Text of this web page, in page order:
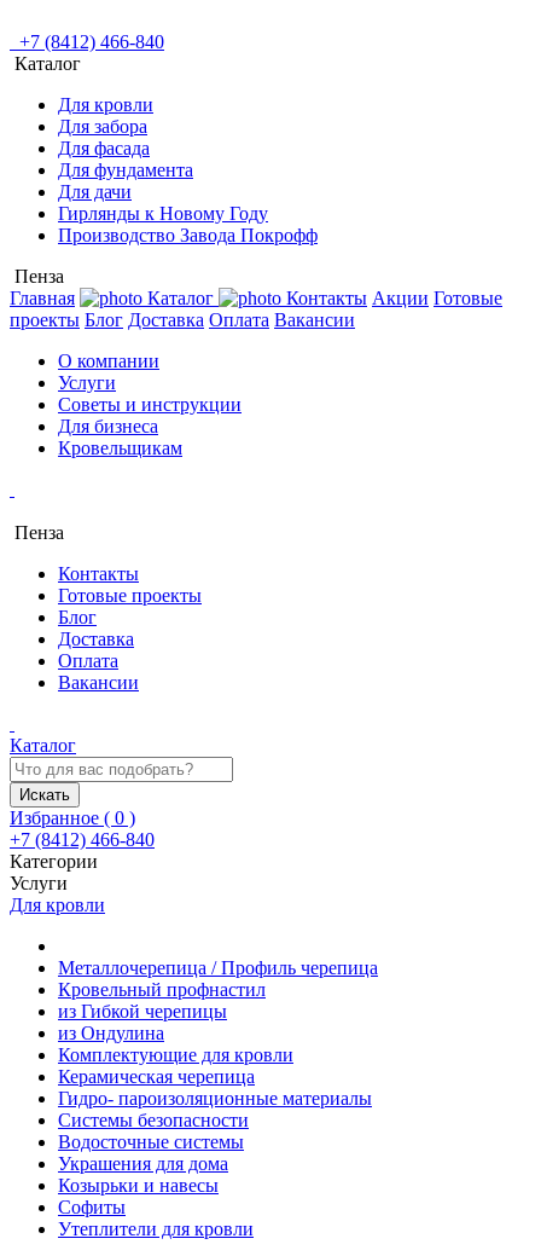
+7 (8412) 466-840
Каталог
Для кровли
Для забора
Для фасада
Для фундамента
Для дачи
Гирлянды к Новому Году
Производство Завода Покрофф
Пенза
Главная
Каталог Контакты Акции Готовые
проекты Блог Доставка Оплата Вакансии
О компании
Услуги
Советы и инструкции
Для бизнеса
Кровельщикам
Пенза
Контакты
Готовые проекты
Блог
Доставка
Оплата
Вакансии
Каталог
Искать
Избранное ( 0 )
+7 (8412) 466-840
Категории
Услуги
Для кровли
Металлочерепица / Профиль черепица
Кровельный профнастил
из Гибкой черепицы
из Ондулина
Комплектующие для кровли
Керамическая черепица
Гидро- пароизоляционные материалы
Системы безопасности
Водосточные системы
Украшения для дома
Козырьки и навесы
Софиты
Утеплители для кровли